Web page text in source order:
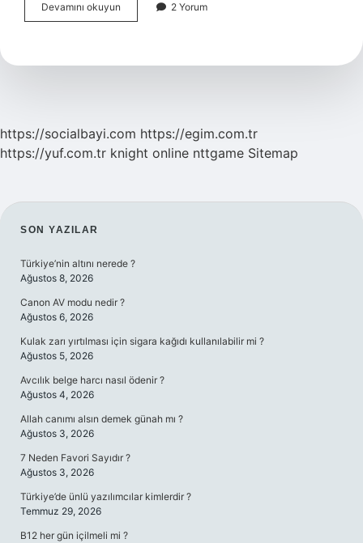
Devamını okuyun
Ve
Nedir
2 Yorum
https://socialbayi.com https://egim.com.tr
https://yuf.com.tr knight online nttgame Sitemap
SIDEBAR
SON YAZILAR
Türkiye’nin altını nerede ?
Ağustos 8, 2026
Canon AV modu nedir ?
Ağustos 6, 2026
Kulak zarı yırtılması için sigara kağıdı kullanılabilir mi ?
Ağustos 5, 2026
Avcılık belge harcı nasıl ödenir ?
Ağustos 4, 2026
Allah canımı alsın demek günah mı ?
Ağustos 3, 2026
7 Neden Favori Sayıdır ?
Ağustos 3, 2026
Türkiye’de ünlü yazılımcılar kimlerdir ?
Temmuz 29, 2026
B12 her gün içilmeli mi ?